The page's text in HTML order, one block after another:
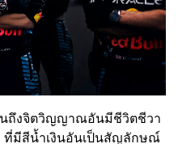
ถึงจิตวิญญาณอันมีชีวิตชีวา
ที่มีสีน้ำเงินอันเป็นสัญลักษณ์